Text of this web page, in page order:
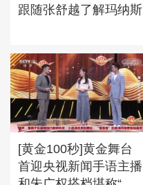
跟随张舒越了解玛纳斯
[黄金100秒]黄金舞台
首迎央视新闻手语主播